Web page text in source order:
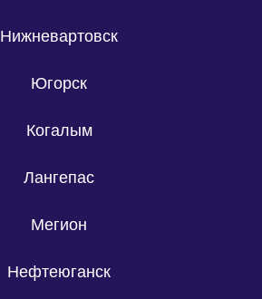
Нижневартовск
Югорск
Когалым
Лангепас
Мегион
Нефтеюганск